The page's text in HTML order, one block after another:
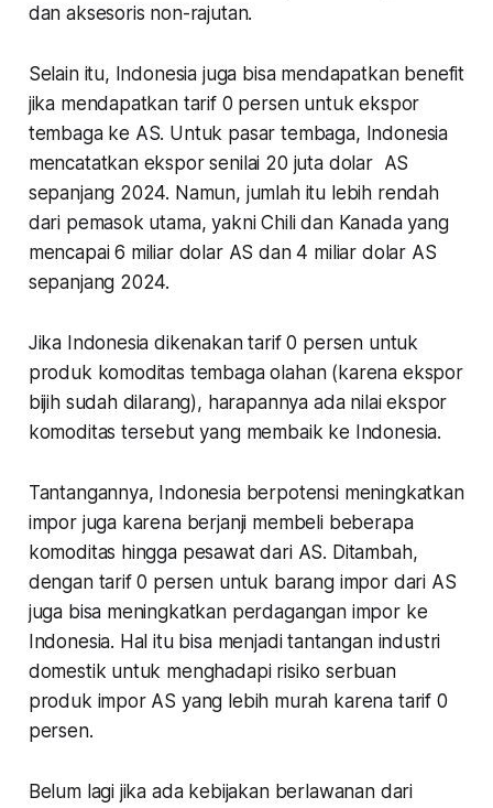
dan aksesoris non-rajutan.
Selain itu, Indonesia juga bisa mendapatkan benefit
jika mendapatkan tarif 0 persen untuk ekspor
tembaga ke AS. Untuk pasar tembaga, Indonesia
mencatatkan ekspor senilai 20 juta dolar AS
sepanjang 2024. Namun, jumlah itu lebih rendah
dari pemasok utama, yakni Chili dan Kanada yang
mencapai 6 miliar dolar AS dan 4 miliar dolar AS
sepanjang 2024.
Jika Indonesia dikenakan tarif 0 persen untuk
produk komoditas tembaga olahan (karena ekspor
bijih sudah dilarang), harapannya ada nilai ekspor
komoditas tersebut yang membaik ke Indonesia.
Tantangannya, Indonesia berpotensi meningkatkan
impor juga karena berjanji membeli beberapa
komoditas hingga pesawat dari AS. Ditambah,
dengan tarif 0 persen untuk barang impor dari AS
juga bisa meningkatkan perdagangan impor ke
Indonesia. Hal itu bisa menjadi tantangan industri
domestik untuk menghadapi risiko serbuan
produk impor AS yang lebih murah karena tarif 0
persen.
Belum lagi jika ada kebijakan berlawanan dari